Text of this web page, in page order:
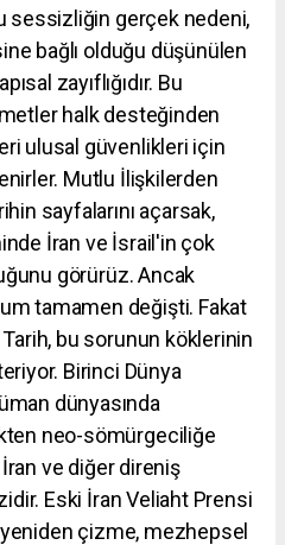
sessizliğin gerçek nedeni,
bağlı olduğu düşünülen
zayıflığıdır. Bu
halk desteğinden
ulusal güvenlikleri için
Mutlu İlişkilerden
sayfalarını açarsak,
İran ve İsrail'in çok
görürüz. Ancak
tamamen değişti. Fakat
bu sorunun köklerinin
Birinci Dünya
dünyasında
neo-sömürgeciliğe
ve diğer direniş
Eski İran Veliaht Prensi
yeniden çizme, mezhepsel